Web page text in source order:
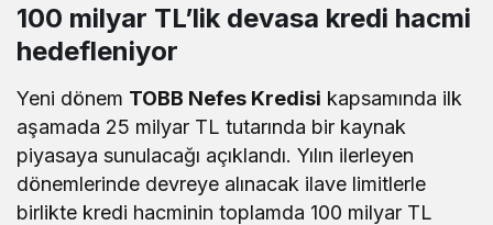
100 milyar TL’lik devasa kredi hacmi
hedefleniyor
Yeni dönem TOBB Nefes Kredisi kapsamında ilk
aşamada 25 milyar TL tutarında bir kaynak
piyasaya sunulacağı açıklandı. Yılın ilerleyen
dönemlerinde devreye alınacak ilave limitlerle
birlikte kredi hacminin toplamda 100 milyar TL